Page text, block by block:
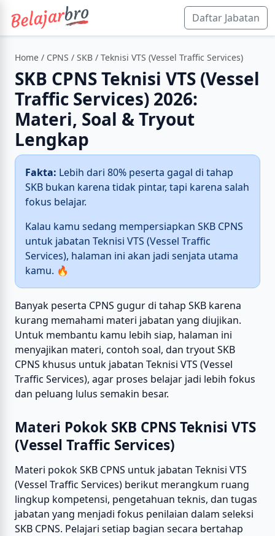
Daftar Jabatan
Home / CPNS / SKB / Teknisi VTS (Vessel Traffic Services)
SKB CPNS Teknisi VTS (Vessel
Traffic Services) 2026:
Materi, Soal & Tryout
Lengkap
Fakta: Lebih dari 80% peserta gagal di tahap
SKB bukan karena tidak pintar, tapi karena salah
fokus belajar.
Kalau kamu sedang mempersiapkan SKB CPNS
untuk jabatan Teknisi VTS (Vessel Traffic
Services), halaman ini akan jadi senjata utama
kamu. 🔥
Banyak peserta CPNS gugur di tahap SKB karena
kurang memahami materi jabatan yang diujikan.
Untuk membantu kamu lebih siap, halaman ini
menyajikan materi, contoh soal, dan tryout SKB
CPNS khusus untuk jabatan Teknisi VTS (Vessel
Traffic Services), agar proses belajar jadi lebih fokus
dan peluang lulus semakin besar.
Materi Pokok SKB CPNS Teknisi VTS
(Vessel Traffic Services)
Materi pokok SKB CPNS untuk jabatan Teknisi VTS
(Vessel Traffic Services) berikut merangkum ruang
lingkup kompetensi, pengetahuan teknis, dan tugas
jabatan yang menjadi fokus penilaian dalam seleksi
SKB CPNS. Pelajari setiap bagian secara bertahap